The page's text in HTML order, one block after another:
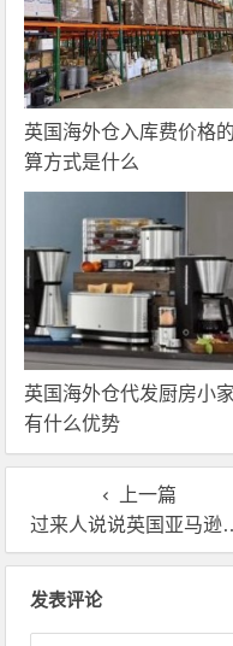
英国海外仓入库费价格
算方式是什么
英国海外仓代发厨房小
有什么优势
上一篇
过来人说说英国亚马逊海外仓一件代发哪家比较好
发表评论